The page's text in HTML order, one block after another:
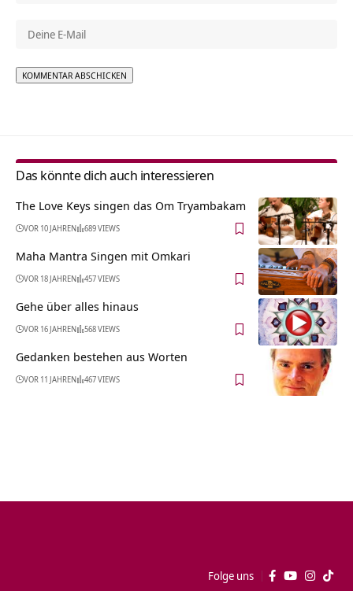
Das könnte dich auch interessieren
The Love Keys singen das Om Tryambakam
VOR 10 JAHREN 689 VIEWS
Maha Mantra Singen mit Omkari
VOR 18 JAHREN 457 VIEWS
Gehe über alles hinaus
VOR 16 JAHREN 568 VIEWS
Gedanken bestehen aus Worten
VOR 11 JAHREN 467 VIEWS
Folge uns